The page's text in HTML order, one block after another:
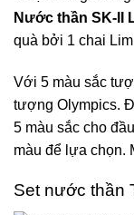
Nước thần SK-II
quà bởi 1 chai
Với 5 màu sắc
tượng Olympics.
5 màu sắc cho
màu để lựa chọn.
Set nước thần